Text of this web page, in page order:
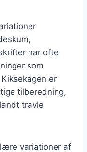
har ofte
som
er
tilberedning,
travle
variationer af